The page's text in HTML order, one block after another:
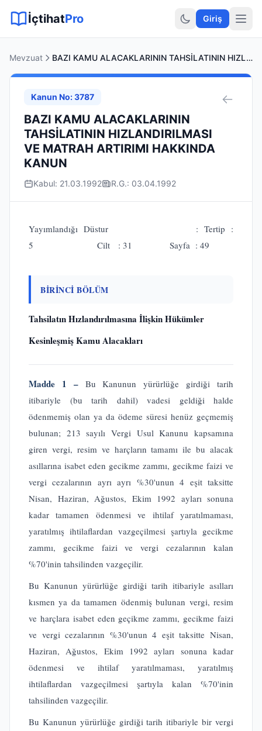
Hukuki Araçlar
İçtihatPro Giriş
Mevzuat BAZI KAMU ALACAKLARININ TAHSİLATININ HIZLANDIRILMASI VE MATRAH ARTIRIMI HAKKINDA KANUN
Kanun No: 3787
BAZI KAMU ALACAKLARININ
TAHSİLATININ HIZLANDIRILMASI
VE MATRAH ARTIRIMI HAKKINDA
KANUN
Kabul: 21.03.1992 R.G.: 03.04.1992
Yayımlandığı Düstur : Tertip :
5 Cilt : 31 Sayfa : 49
BİRİNCİ BÖLÜM
Tahsilatın Hızlandırılmasına İlişkin Hükümler
Kesinleşmiş Kamu Alacakları
Madde 1 – Bu Kanunun yürürlüğe girdiği tarih
itibariyle (bu tarih dahil) vadesi geldiği halde
ödenmemiş olan ya da ödeme süresi henüz geçmemiş
bulunan; 213 sayılı Vergi Usul Kanunu kapsamına
giren vergi, resim ve harçların tamamı ile bu alacak
asıllarına isabet eden gecikme zammı, gecikme faizi ve
vergi cezalarının ayrı ayrı %30'unun 4 eşit taksitte
Nisan, Haziran, Ağustos, Ekim 1992 ayları sonuna
kadar tamamen ödenmesi ve ihtilaf yaratılmaması,
yaratılmış ihtilaflardan vazgeçilmesi şartıyla gecikme
zammı, gecikme faizi ve vergi cezalarının kalan
%70'inin tahsilinden vazgeçilir.
Bu Kanunun yürürlüğe girdiği tarih itibariyle asılları
kısmen ya da tamamen ödenmiş bulunan vergi, resim
ve harçlara isabet eden geçikme zammı, gecikme faizi
ve vergi cezalarının %30'unun 4 eşit taksitte Nisan,
Haziran, Ağustos, Ekim 1992 ayları sonuna kadar
ödenmesi ve ihtilaf yaratılmaması, yaratılmış
ihtilaflardan vazgeçilmesi şartıyla kalan %70'inin
tahsilinden vazgeçilir.
Bu Kanunun yürürlüğe girdiği tarih itibariyle bir vergi